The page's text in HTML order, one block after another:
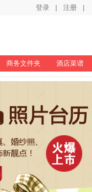
登录 | 注册 |
商务文件夹 酒店菜谱